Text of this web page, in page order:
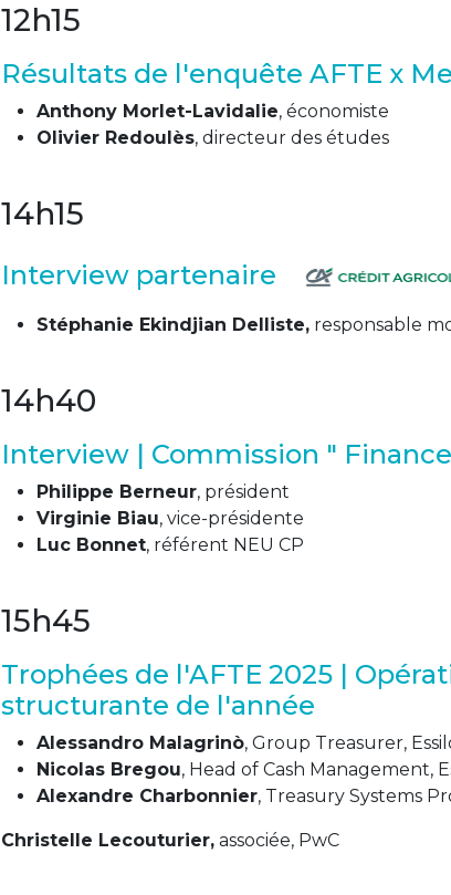
12h15
Résultats de l'enquête AFTE x
Anthony Morlet-Lavidalie, économiste
Olivier Redoulès, directeur des études
14h15
Interview partenaire
Stéphanie Ekindjian Delliste, responsable
14h40
Interview | Commission "
Philippe Berneur, président
Virginie Biau, vice-présidente
Luc Bonnet, référent NEU CP
15h45
Trophées de l'AFTE 2025 |
structurante de l'année
Alessandro Malagrinò, Group Treasurer,
Nicolas Bregou, Head of Cash Management,
Alexandre Charbonnier, Treasury Systems
Christelle Lecouturier, associée, PwC